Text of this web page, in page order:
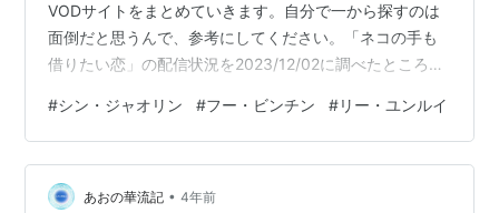
VODサイトをまとめていきます。自分で一から探すのは
面倒だと思うんで、参考にしてください。「ネコの手も
借りたい恋」の配信状況を2023/12/02に調べたところ、
NEXTユーネクスト29万以上31日間Amazonプライムビデ
オ5万以上30日間Lemino（dTVの後継サービス）18万以
上31日間Abemaプレミアム1.5万以上2週間 動画配信サー
ビスを使っても、無料トライアル中に見て解約すればお
#シン・ジャオリン #フー・ビンチン #リー・ユンルイ
あおの華流記 • 4年前